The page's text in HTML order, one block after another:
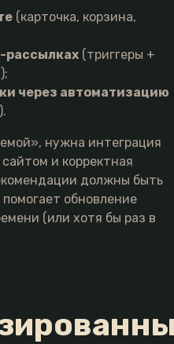
(карточка, корзина,
рассылках (триггеры +
через автоматизацию
нужна интеграция
и корректная
должны быть
обновление
(или хотя бы раз в